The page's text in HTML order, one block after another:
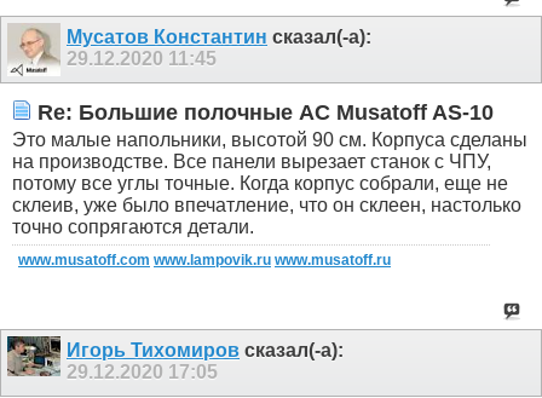
Мусатов Константин сказал(-а):
29.12.2020 11:45
Re: Большие полочные АС Musatoff AS-10
Это малые напольники, высотой 90 см. Корпуса сделаны
на производстве. Все панели вырезает станок с ЧПУ,
потому все углы точные. Когда корпус собрали, еще не
склеив, уже было впечатление, что он склеен, настолько
точно сопрягаются детали.
www.musatoff.com www.lampovik.ru www.musatoff.ru
Игорь Тихомиров сказал(-а):
29.12.2020 17:05